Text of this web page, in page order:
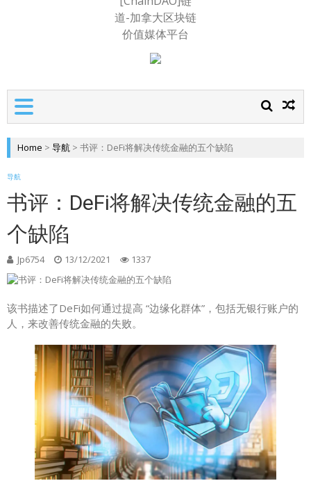
道-加拿大区块链
价值媒体平台
Home > 导航 > 书评：DeFi将解决传统金融的五个缺陷
导航
书评：DeFi将解决传统金融的五
个缺陷
Jp6754 13/12/2021 1337
该书描述了DeFi如何通过提高 “边缘化群体”，包括无银行账户的
人，来改善传统金融的失败。